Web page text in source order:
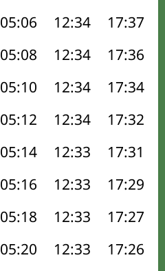
05:06 12:34 17:37
05:08 12:34 17:36
05:10 12:34 17:34
05:12 12:34 17:32
05:14 12:33 17:31
05:16 12:33 17:29
05:18 12:33 17:27
05:20 12:33 17:26